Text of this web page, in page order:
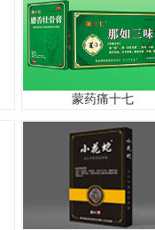
蒙药痛十七